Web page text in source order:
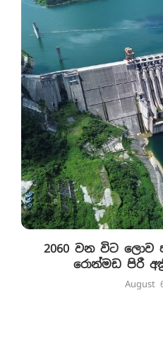
2060 වන විට
රොන්මඩ පිරී
August